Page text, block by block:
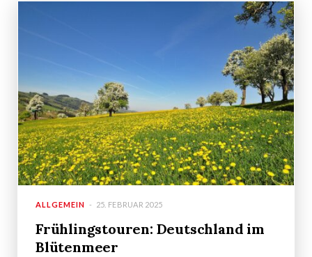
ALLGEMEIN 25. FEBRUAR 2025
Frühlingstouren: Deutschland im
Blütenmeer